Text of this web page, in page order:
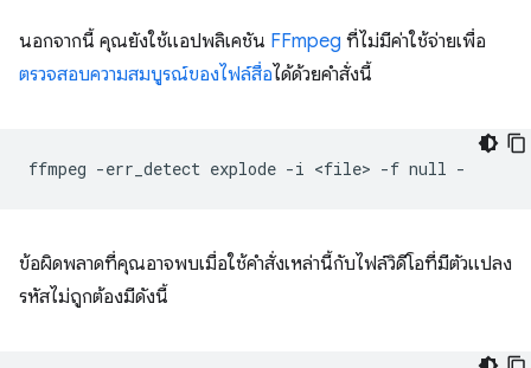
นอกจากนี้ คุณยังใช้แอปพลิเคชัน FFmpeg ที่ไม่มีค่าใช้จ่ายเพื่อ
ตรวจสอบความสมบูรณ์ของไฟล์สื่อได้ด้วยคำสั่งนี้
ffmpeg -err_detect explode -i <file> -f null
ข้อผิดพลาดที่คุณอาจพบเมื่อใช้คำสั่งเหล่านี้กับไฟล์วิดีโอที่มีตัวแปลง
รหัสไม่ถูกต้องมีดังนี้